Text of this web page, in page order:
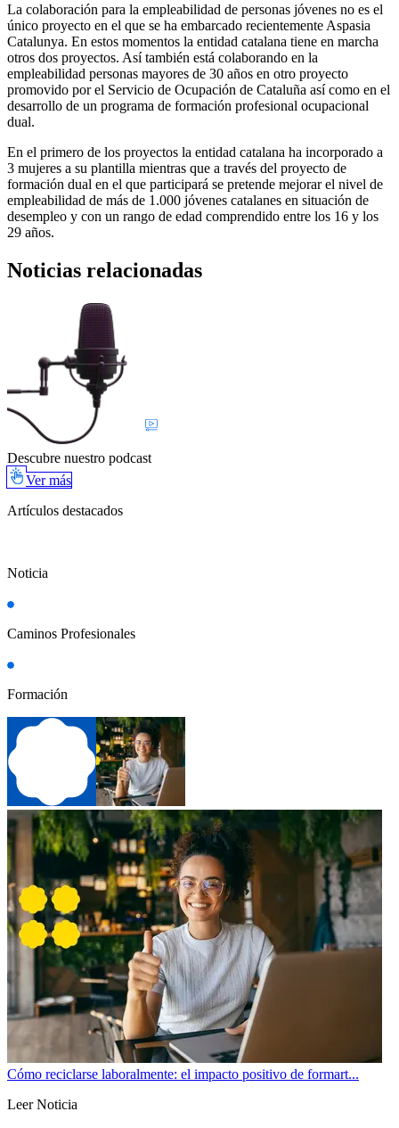
La colaboración para la empleabilidad de personas jóvenes no es el
único proyecto en el que se ha embarcado recientemente Aspasia
Catalunya. En estos momentos la entidad catalana tiene en marcha
otros dos proyectos. Así también está colaborando en la
empleabilidad personas mayores de 30 años en otro proyecto
promovido por el Servicio de Ocupación de Cataluña así como en el
desarrollo de un programa de formación profesional ocupacional
dual.
En el primero de los proyectos la entidad catalana ha incorporado a
3 mujeres a su plantilla mientras que a través del proyecto de
formación dual en el que participará se pretende mejorar el nivel de
empleabilidad de más de 1.000 jóvenes catalanes en situación de
desempleo y con un rango de edad comprendido entre los 16 y los
29 años.
Noticias relacionadas
Descubre nuestro podcast
Ver más
Artículos destacados
Noticia
Caminos Profesionales
Formación
Cómo reciclarse laboralmente: el impacto positivo de formart...
Leer Noticia